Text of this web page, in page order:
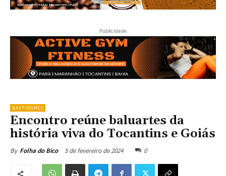
Publicidade
BASTIDORES
Encontro reúne baluartes da
história viva do Tocantins e Goiás
By Folha do Bico 5 de fevereiro de 2024 0